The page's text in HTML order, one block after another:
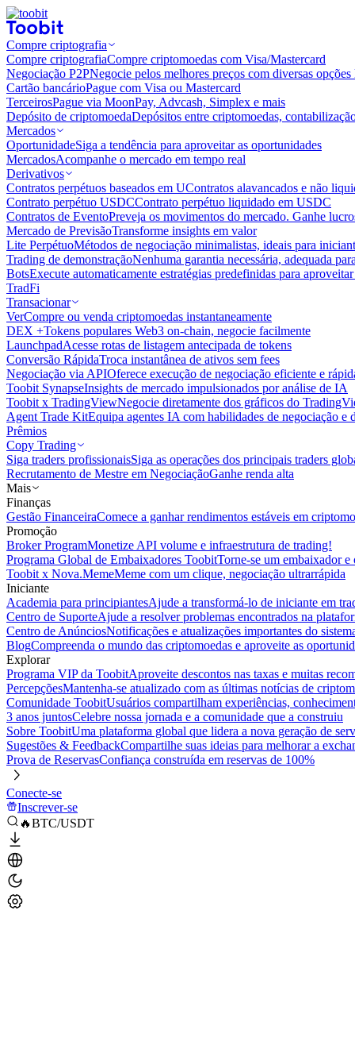
Compre criptografia
Compre criptografiaCompre criptomoedas com Visa/Mastercard
Negociação P2PNegocie pelos melhores preços com diversas
Cartão bancárioPague com Visa ou Mastercard
TerceirosPague via MoonPay, Advcash, Simplex e mais
Depósito de criptomoedaDepósitos entre criptomoedas,
Mercados
OportunidadeSiga a tendência para aproveitar as oportunidades
MercadosAcompanhe o mercado em tempo real
Derivativos
Contratos perpétuos baseados em UContratos alavancados e não
Contrato perpétuo USDCContrato perpétuo liquidado em USDC
Contratos de EventoPreveja os movimentos do mercado. Ganhe
Mercado de PrevisãoTransforme insights em valor
Lite PerpétuoMétodos de negociação minimalistas, ideais para
Trading de demonstraçãoNenhuma garantia necessária, adequada
BotsExecute automaticamente estratégias predefinidas para
TradFi
Transacionar
VerCompre ou venda criptomoedas instantaneamente
DEX +Tokens populares Web3 on-chain, negocie facilmente
LaunchpadAcesse rotas de listagem antecipada de tokens
Conversão RápidaTroca instantânea de ativos sem fees
Negociação via APIOferece execução de negociação eficiente e
Toobit SynapseInsights de mercado impulsionados por análise de IA
Toobit x TradingViewNegocie diretamente dos gráficos do
Agent Trade KitEquipa agentes IA com habilidades de negociação e
Prêmios
Copy Trading
Siga traders profissionaisSiga as operações dos principais traders
Recrutamento de Mestre em NegociaçãoGanhe renda alta
Mais
Finanças
Gestão FinanceiraComece a ganhar rendimentos estáveis em
Promoção
Broker ProgramMonetize API volume e infraestrutura de trading!
Programa Global de Embaixadores ToobitTorne-se um embaixador
Toobit x Nova.MemeMeme com um clique, negociação ultrarrápida
Iniciante
Academia para principiantesAjude a transformá-lo de iniciante em
Centro de SuporteAjude a resolver problemas encontrados na
Centro de AnúnciosNotificações e atualizações importantes do
BlogCompreenda o mundo das criptomoedas e aproveite as
Explorar
Programa VIP da ToobitAproveite descontos nas taxas e muitas
PercepçõesMantenha-se atualizado com as últimas notícias de
Comunidade ToobitUsuários compartilham experiências,
3 anos juntosCelebre nossa jornada e a comunidade que a construiu
Sobre ToobitUma plataforma global que lidera a nova geração de
Sugestões & FeedbackCompartilhe suas ideias para melhorar a
Prova de ReservasConfiança construída em reservas de 100%
Conecte-se
Inscrever-se
🔥BTC/USDT